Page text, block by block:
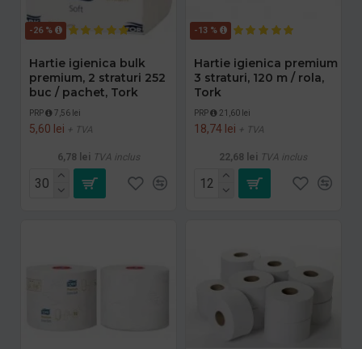
-26 %
Hartie igienica bulk
premium, 2 straturi 252
buc / pachet, Tork
PRP 7,56 lei
5,60 lei + TVA
6,78 lei TVA inclus
-13 %
Hartie igienica premium
3 straturi, 120 m / rola,
Tork
PRP 21,60 lei
18,74 lei + TVA
22,68 lei TVA inclus